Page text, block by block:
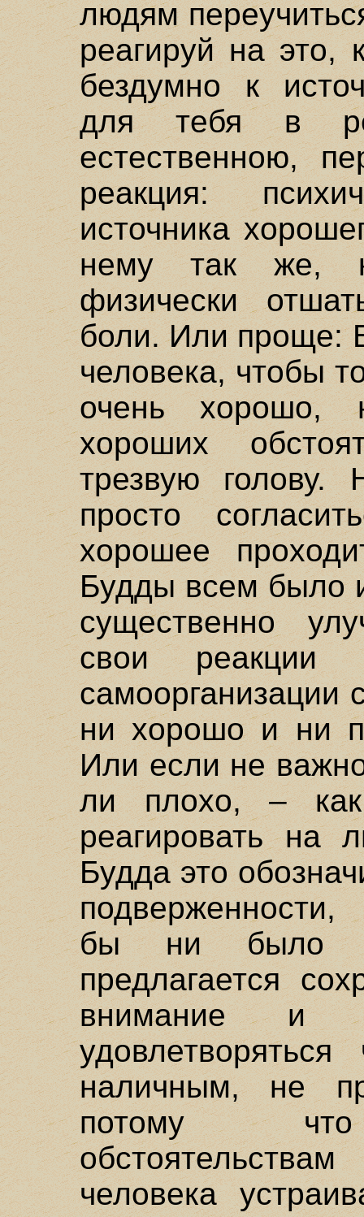
людям
реагируй на это,
бездумно к
для тебя в
естественною,
реакция:
источника
нему так же,
физически
боли. Или проще:
человека, чтобы
очень
хороших
трезвую голову.
просто
хорошее
Будды всем было
существенно
свои реакции
самоорганизации
ни хорошо и ни
Или если не
ли плохо, –
реагировать на
Будда это
бы ни было и
предлагается
внимание и
наличным, не
потому что
человека